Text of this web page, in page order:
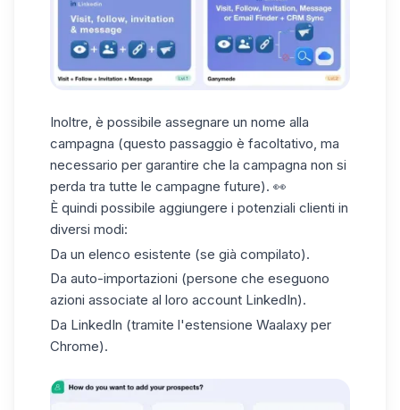
Inoltre, è possibile assegnare un nome alla
campagna (questo passaggio è facoltativo, ma
necessario per garantire che la campagna non si
perda tra tutte le campagne future). 👀
È quindi possibile aggiungere i potenziali clienti in
diversi modi:
Da un elenco esistente (se già compilato).
Da auto-importazioni (persone che eseguono
azioni associate al loro account LinkedIn).
Da LinkedIn (tramite l'estensione Waalaxy per
Chrome).